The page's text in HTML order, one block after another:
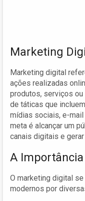
Marketing
Marketing digital
ações realizadas
produtos, serviços ou
de táticas que
mídias sociais, e-
meta é alcançar um
canais digitais e
A
O marketing digital
modernos por